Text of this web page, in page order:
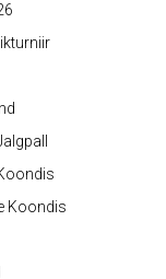
Koondis